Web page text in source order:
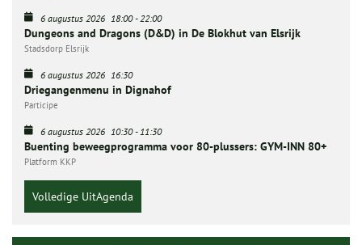
6 augustus 2026 18:00-22:00
Dungeons and Dragons (D&D) in De Blokhut van Elsrijk
Stadsdorp Elsrijk
6 augustus 2026 16:30
Driegangenmenu in Dignahof
Participe
6 augustus 2026 10:30-11:30
Buenting beweegprogramma voor 80-plussers: GYM-INN 80+
Platform KKP
Volledige UitAgenda